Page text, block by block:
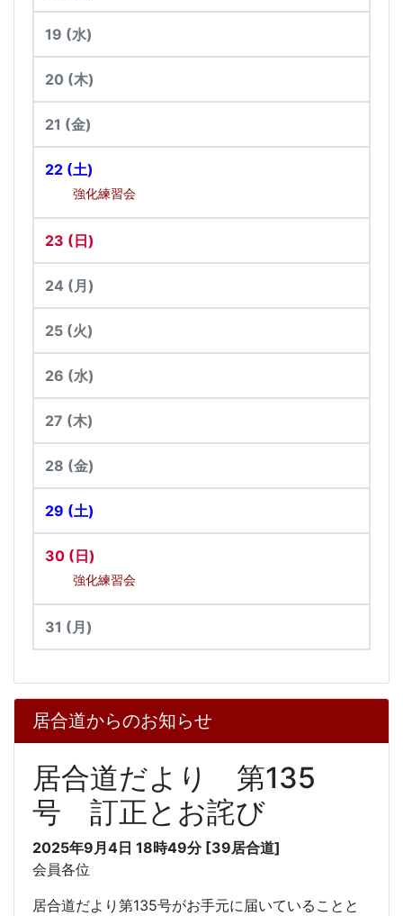
19 (水)
20 (木)
21 (金)
22 (土)
強化練習会
23 (日)
24 (月)
25 (火)
26 (水)
27 (木)
28 (金)
29 (土)
30 (日)
強化練習会
31 (月)
居合道からのお知らせ
居合道だより 第135
号 訂正とお詫び
2025年9月4日 18時49分 [39居合道]
会員各位
居合道だより第135号がお手元に届いていることと